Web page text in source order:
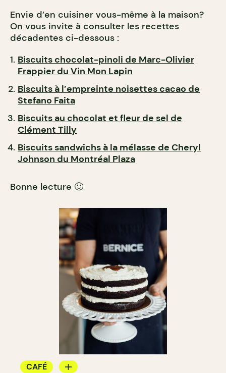
Envie d’en cuisiner vous-même à la maison?
On vous invite à consulter les recettes
décadentes ci-dessous :
Biscuits chocolat-pinoli de Marc-Olivier
Frappier du Vin Mon Lapin
Biscuits à l’empreinte noisettes cacao de
Stefano Faita
Biscuits au chocolat et fleur de sel de
Clément Tilly
Biscuits sandwichs à la mélasse de Cheryl
Johnson du Montréal Plaza
Bonne lecture 🙂
CAFÉ